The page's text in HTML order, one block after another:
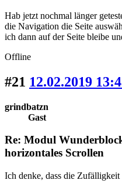
Hab jetzt nochmal länger
die Navigation die Seite
ich dann auf der Seite bleibe
Offline
#21 12.02.2019
grindbatzn
Gast
Re: Modul
horizontales Scrollen
Ich denke, dass die